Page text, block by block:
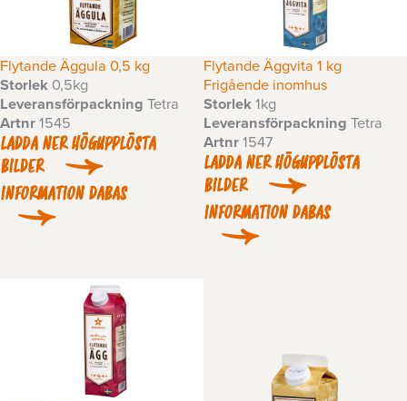
Flytande Äggula 0,5 kg
Storlek 0,5kg
Leveransförpackning Tetra
Artnr1545
LADDA NER HÖGUPPLÖSTA
BILDER
INFORMATION DABAS
Flytande Äggvita 1 kg
Frigående inomhus
Storlek1kg
Leveransförpackning Tetra
Artnr1547
LADDA NER HÖGUPPLÖSTA
BILDER
INFORMATION DABAS